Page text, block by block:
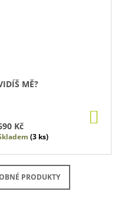
MĚ?
Kč
(3 ks)
PRODUKTY